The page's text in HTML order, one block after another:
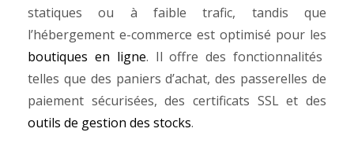
statiques ou à faible trafic, tandis que
l’hébergement e-commerce est optimisé pour les
boutiques en ligne. Il offre des fonctionnalités
telles que des paniers d’achat, des passerelles de
paiement sécurisées, des certificats SSL et des
outils de gestion des stocks.